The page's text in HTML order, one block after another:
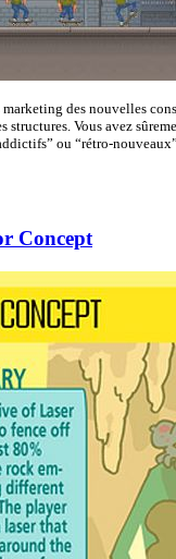
marketing des nouvelles
structures. Vous avez
ou “rétro-
Concept